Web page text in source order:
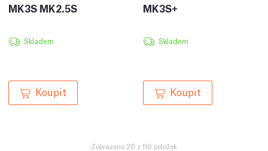
MK3S MK2.5S
Skladem
Koupit
MK3S+
Skladem
Koupit
Zobrazeno 20 z 116 položek